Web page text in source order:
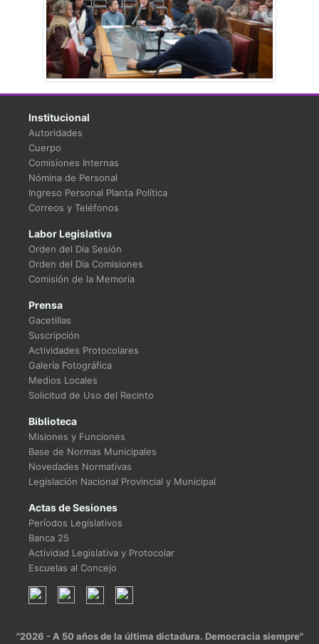
Institucional
Autoridades
Cuerpo
Comisiones Internas
Nómina de Personal
Ingreso Personal Planta Política
Correos y Teléfonos
Labor Legislativa
Orden del Día Sesión
Orden del Día Comisiones
Comisión de la Memoria
Prensa
Gacetillas
Suscripción
Actividades Protocolares
Galería Fotográfica
Medios Locales
Solicitud de Uso del Recinto
Biblioteca
Misiones y Funciones
Base de Normas Municipales
Novedades Normativas
Legislación Nacional Provincial y Municipal
Actas de Sesiones
Períodos Legislativos
Banca 25
Actividad Legislativa y Protocolar
Escuelas al Concejo
"2026 - A 50 años de la última dictadura. Democracia siempre"